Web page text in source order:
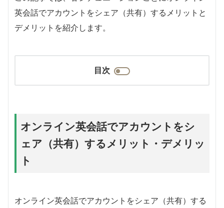
英会話でアカウントをシェア（共有）するメリットと
デメリットを紹介します。
目次
オンライン英会話でアカウントをシ
ェア（共有）するメリット・デメリッ
ト
オンライン英会話でアカウントをシェア（共有）する